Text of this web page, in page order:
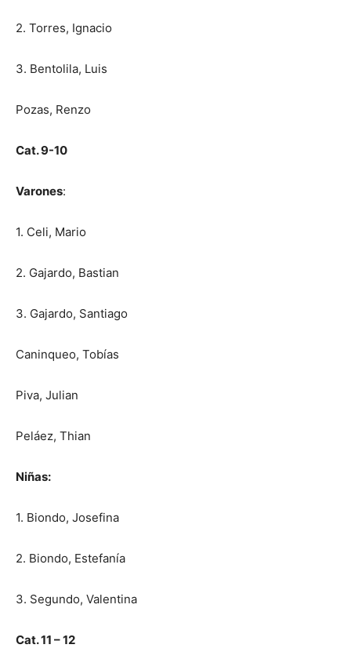
2. Torres, Ignacio
3. Bentolila, Luis
Pozas, Renzo
Cat. 9-10
Varones:
1. Celi, Mario
2. Gajardo, Bastian
3. Gajardo, Santiago
Caninqueo, Tobías
Piva, Julian
Peláez, Thian
Niñas:
1. Biondo, Josefina
2. Biondo, Estefanía
3. Segundo, Valentina
Cat. 11 – 12